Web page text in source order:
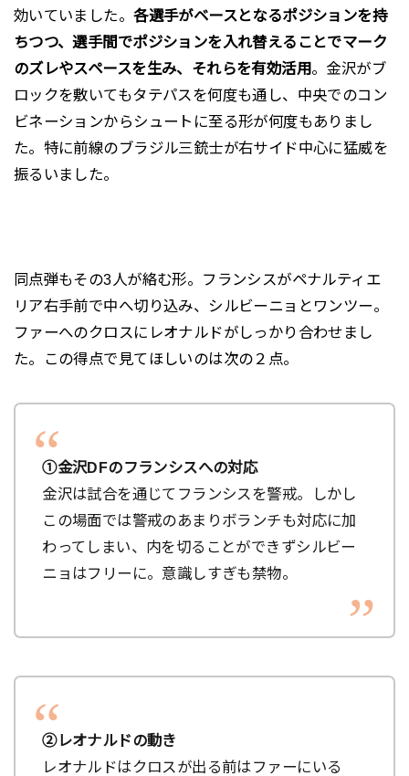
効いていました。各選手がベースとなるポジションを持
ちつつ、選手間でポジションを入れ替えることでマーク
のズレやスペースを生み、それらを有効活用。金沢がブ
ロックを敷いてもタテパスを何度も通し、中央でのコン
ビネーションからシュートに至る形が何度もありまし
た。特に前線のブラジル三銃士が右サイド中心に猛威を
振るいました。
同点弾もその3人が絡む形。フランシスがペナルティエ
リア右手前で中へ切り込み、シルビーニョとワンツー。
ファーへのクロスにレオナルドがしっかり合わせまし
た。この得点で見てほしいのは次の２点。
①金沢DFのフランシスへの対応
金沢は試合を通じてフランシスを警戒。しかし
この場面では警戒のあまりボランチも対応に加
わってしまい、内を切ることができずシルビー
ニョはフリーに。意識しすぎも禁物。
②レオナルドの動き
レオナルドはクロスが出る前はファーにいる